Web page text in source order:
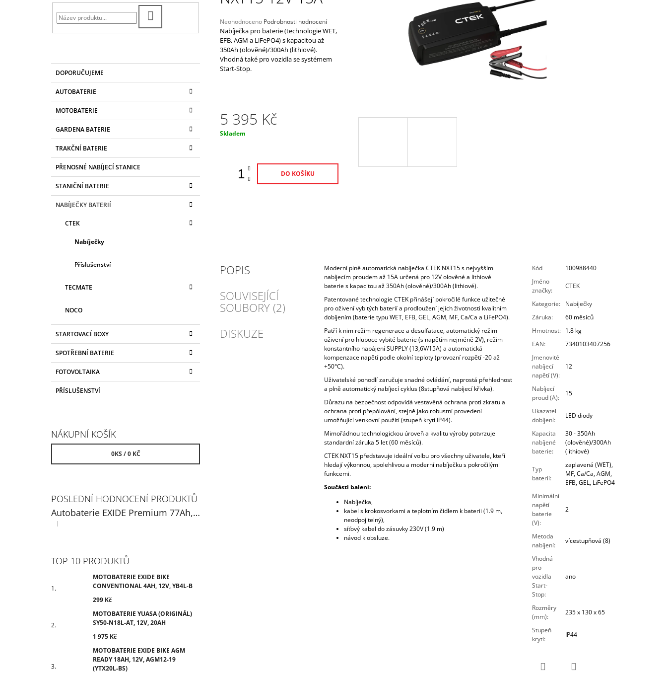
kategorie
K
T
G
O
R
E
DOPORUČUJEME
AUTOBATERIE
MOTOBATERIE
GARDENA BATERIE
TRAKČNÍ BATERIE
PŘENOSNÉ NABÍJECÍ STANICE
STANIČNÍ BATERIE
NABÍJEČKY BATERIÍ
CTEK
Nabíječky
Příslušenství
TECMATE
NOCO
STARTOVACÍ BOXY
SPOTŘEBNÍ BATERIE
FOTOVOLTAIKA
PŘÍSLUŠENSTVÍ
NÁKUPNÍ KOŠÍK
0KS /0 KČ
POSLEDNÍ HODNOCENÍ PRODUKTŮ
Autobaterie EXIDE Premium 77Ah, 12V, EA770
Hodnocení produktu je 5 z 5 hvězdiček.
|
TOP 10 PRODUKTŮ
MOTOBATERIE EXIDE BIKE
CONVENTIONAL 4AH, 12V, YB4L-B
299 Kč
MOTOBATERIE YUASA (ORIGINÁL)
SY50-N18L-AT, 12V, 20AH
1 975 Kč
MOTOBATERIE EXIDE BIKE AGM
READY 18AH, 12V, AGM12-19
(YTX20L-BS)
Průměrné
hodnocení
produktu
je
0,0
z
Neohodnoceno Podrobnosti hodnocení
Nabíječka pro baterie (technologie WET,
EFB, AGM a LiFePO4) s kapacitou až
350Ah (olověné)/300Ah (lithiové).
Vhodná také pro vozidla se systémem
Start-Stop.
5 395 Kč
Měrná
Skladem
DO KOŠÍKU
POPIS
SOUVISEJÍCÍ
SOUBORY (2)
DISKUZE
Moderní plně automatická nabíječka CTEK NXT15 s nejvyšším
nabíjecím proudem až 15A určená pro 12V olověné a lithiové
baterie s kapacitou až 350Ah (olověné)/300Ah (lithiové).
Patentované technologie CTEK přinášejí pokročilé funkce užitečné
pro oživení vybitých baterií a prodloužení jejich životnosti kvalitním
dobíjením (baterie typu WET, EFB, GEL, AGM, MF, Ca/Ca a LiFePO4).
Patří k nim režim regenerace a desulfatace, automatický režim
oživení pro hluboce vybité baterie (s napětím nejméně 2V), režim
konstantního napájení SUPPLY (13,6V/15A) a automatická
kompenzace napětí podle okolní teploty (provozní rozpětí -20 až
+50°C).
Uživatelské pohodlí zaručuje snadné ovládání, naprostá přehlednost
a plně automatický nabíjecí cyklus (8stupňová nabíjecí křivka).
Důrazu na bezpečnost odpovídá vestavěná ochrana proti zkratu a
ochrana proti přepólování, stejně jako robustní provedení
umožňující venkovní použití (stupeň krytí IP44).
Mimořádnou technologickou úroveň a kvalitu výroby potvrzuje
standardní záruka 5 let (60 měsíců).
CTEK NXT15 představuje ideální volbu pro všechny uživatele, kteří
hledají výkonnou, spolehlivou a moderní nabíječku s pokročilými
funkcemi.
Součásti balení:
Nabíječka,
kabel s krokosvorkami a teplotním čidlem k baterii (1.9 m,
neodpojitelný),
síťový kabel do zásuvky 230V (1.9 m)
návod k obsluze.
Kód
100988440
Jméno
značky:
CTEK
Kategorie:
Nabíječky
Záruka:
60 měsíců
Hmotnost:
1.8 kg
EAN:
7340103407256
Jmenovité
nabíjecí
napětí (V):
12
Nabíjecí
proud (A):
15
Ukazatel
dobíjení:
LED diody
Kapacita
nabíjené
baterie:
30 - 350Ah
(olověné)/300Ah
(lithiové)
Typ
baterií:
zaplavená (WET),
MF, Ca/Ca, AGM,
EFB, GEL, LiFePO4
Minimální
napětí
baterie
(V):
2
Metoda
nabíjení:
vícestupňová (8)
Vhodná
pro
vozidla
Start-
Stop:
ano
Rozměry
(mm):
235 x 130 x 65
Stupeň
krytí:
IP44
299 Kč
1 520 Kč